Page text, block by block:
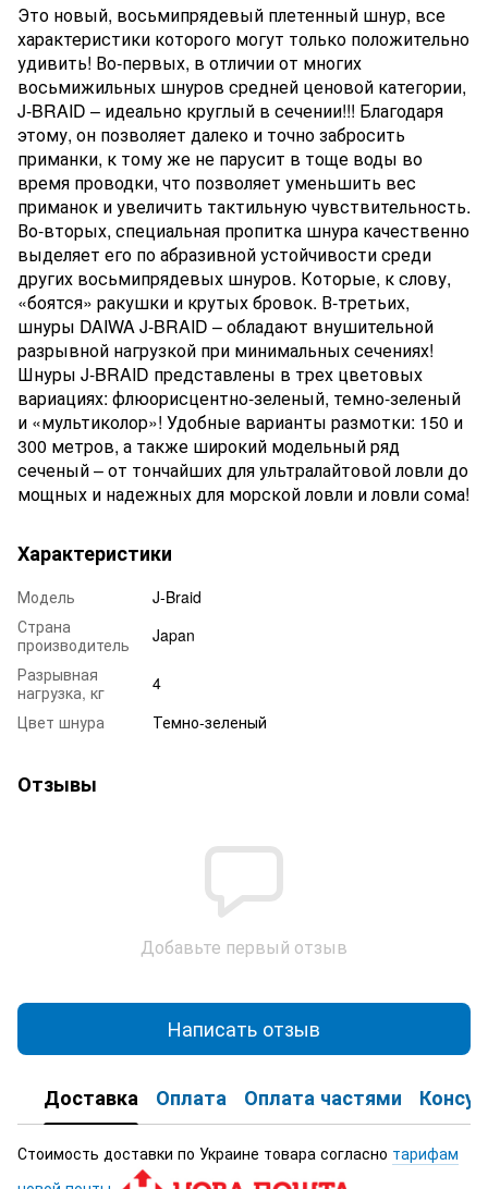
Это новый, восьмипрядевый плетенный шнур, все
характеристики которого могут только положительно
удивить! Во-первых, в отличии от многих
восьмижильных шнуров средней ценовой категории,
J-BRAID – идеально круглый в сечении!!! Благодаря
этому, он позволяет далеко и точно забросить
приманки, к тому же не парусит в тоще воды во
время проводки, что позволяет уменьшить вес
приманок и увеличить тактильную чувствительность.
Во-вторых, специальная пропитка шнура качественно
выделяет его по абразивной устойчивости среди
других восьмипрядевых шнуров. Которые, к слову,
«боятся» ракушки и крутых бровок. В-третьих,
шнуры DAIWA J-BRAID – обладают внушительной
разрывной нагрузкой при минимальных сечениях!
Шнуры J-BRAID представлены в трех цветовых
вариациях: флюорисцентно-зеленый, темно-зеленый
и «мультиколор»! Удобные варианты размотки: 150 и
300 метров, а также широкий модельный ряд
сеченый – от тончайших для ультралайтовой ловли до
мощных и надежных для морской ловли и ловли сома!
Характеристики
Модель
J-Braid
Страна
производитель
Japan
Разрывная
нагрузка, кг
4
Цвет шнура
Темно-зеленый
Отзывы
Добавьте первый отзыв
Написать отзыв
Доставка Оплата Оплата частями
Стоимость доставки по Украине товара согласно тарифам